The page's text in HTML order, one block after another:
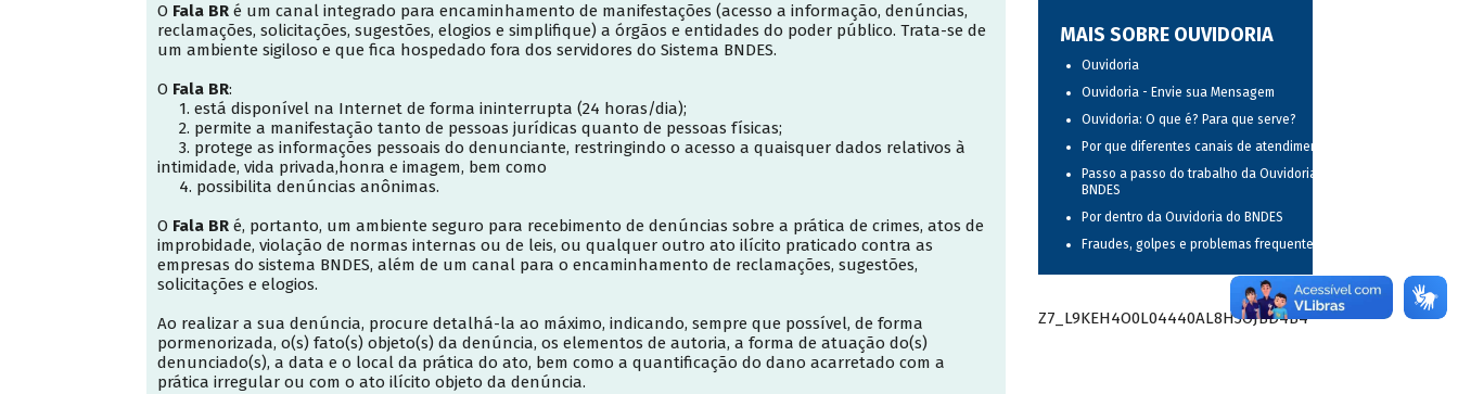
O Fala BRé um canal integrado para encaminhamento de manifestações (acesso a informação, denúncias,
reclamações, solicitações, sugestões, elogios e simplifique) a órgãos e entidades do poder público. Trata-se de
um ambiente sigiloso e que fica hospedado fora dos servidores do Sistema BNDES.
O Fala BR:
1. está disponível na Internet de forma ininterrupta (24 horas/dia);
2. permite a manifestação tanto de pessoas jurídicas quanto de pessoas físicas;
3. protege as informações pessoais do denunciante, restringindo o acesso a quaisquer dados relativos à
intimidade, vida privada,honra e imagem, bem como
4. possibilita denúncias anônimas.
O Fala BRé, portanto, um ambiente seguro para recebimento de denúncias sobre a prática de crimes, atos de
improbidade, violação de normas internas ou de leis, ou qualquer outro ato ilícito praticado contra as
empresas do sistema BNDES, além de um canal para o encaminhamento de reclamações, sugestões,
solicitações e elogios.
Ao realizar a sua denúncia, procure detalhá-la ao máximo, indicando, sempre que possível, de forma
pormenorizada, o(s) fato(s) objeto(s) da denúncia, os elementos de autoria, a forma de atuação do(s)
denunciado(s), a data e o local da prática do ato, bem como a quantificação do dano acarretado com a
prática irregular ou com o ato ilícito objeto da denúncia.
MAIS SOBRE OUVIDORIA
Ouvidoria
Ouvidoria - Envie sua Mensagem
Ouvidoria: O que é? Para que serve?
Por que diferentes canais de atendimento?
Passo a passo do trabalho da Ouvidoria do
BNDES
Por dentro da Ouvidoria do BNDES
Fraudes, golpes e problemas frequentes
Z7_L9KEH4O0L04440AL8H3OJBD4B4